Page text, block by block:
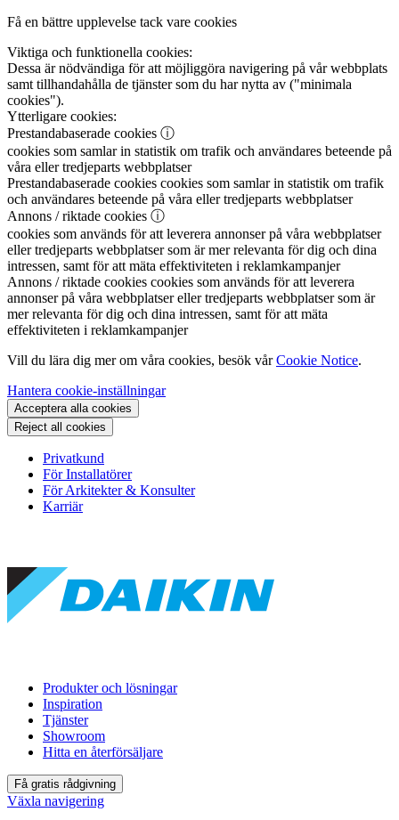
Få en bättre upplevelse tack vare cookies
Viktiga och funktionella cookies:
Dessa är nödvändiga för att möjliggöra navigering på vår webbplats
samt tillhandahålla de tjänster som du har nytta av ("minimala
cookies").
Ytterligare cookies:
Prestandabaserade cookies ⓘ
cookies som samlar in statistik om trafik och användares beteende på
våra eller tredjeparts webbplatser
Prestandabaserade cookies cookies som samlar in statistik om trafik
och användares beteende på våra eller tredjeparts webbplatser
Annons / riktade cookies ⓘ
cookies som används för att leverera annonser på våra webbplatser
eller tredjeparts webbplatser som är mer relevanta för dig och dina
intressen, samt för att mäta effektiviteten i reklamkampanjer
Annons / riktade cookies cookies som används för att leverera
annonser på våra webbplatser eller tredjeparts webbplatser som är
mer relevanta för dig och dina intressen, samt för att mäta
effektiviteten i reklamkampanjer
Vill du lära dig mer om våra cookies, besök vårCookie Notice.
Hantera cookie-inställningar
Acceptera alla cookies
Reject all cookies
Privatkund
För Installatörer
För Arkitekter & Konsulter
Karriär
Produkter och lösningar
Inspiration
Tjänster
Showroom
Hitta en återförsäljare
Få gratis rådgivning
Växla navigering